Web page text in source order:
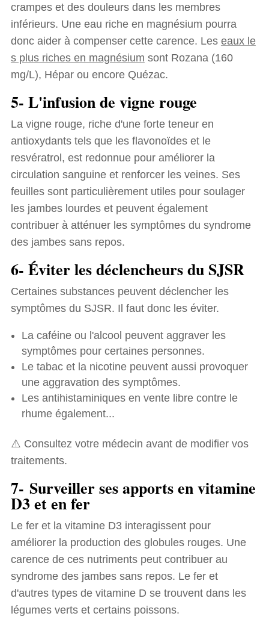
crampes et des douleurs dans les membres
inférieurs. Une eau riche en magnésium pourra
donc aider à compenser cette carence. Les eaux le
s plus riches en magnésium sont Rozana (160
mg/L), Hépar ou encore Quézac.
5- L'infusion de vigne rouge
La vigne rouge, riche d'une forte teneur en
antioxydants tels que les flavonoïdes et le
resvératrol, est redonnue pour améliorer la
circulation sanguine et renforcer les veines. Ses
feuilles sont particulièrement utiles pour soulager
les jambes lourdes et peuvent également
contribuer à atténuer les symptômes du syndrome
des jambes sans repos.
6- Éviter les déclencheurs du SJSR
Certaines substances peuvent déclencher les
symptômes du SJSR. Il faut donc les éviter.
La caféine ou l'alcool peuvent aggraver les
symptômes pour certaines personnes.
Le tabac et la nicotine peuvent aussi provoquer
une aggravation des symptômes.
Les antihistaminiques en vente libre contre le
rhume également...
⚠️ Consultez votre médecin avant de modifier vos
traitements.
7- Surveiller ses apports en vitamine
D3 et en fer
Le fer et la vitamine D3 interagissent pour
améliorer la production des globules rouges. Une
carence de ces nutriments peut contribuer au
syndrome des jambes sans repos. Le fer et
d'autres types de vitamine D se trouvent dans les
légumes verts et certains poissons.